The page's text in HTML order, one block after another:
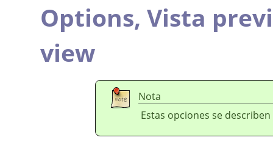
Options, Vista
view
Nota
Estas opciones se